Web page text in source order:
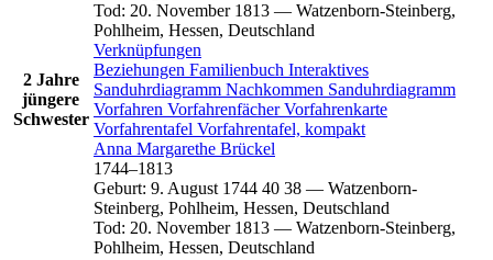
2 Jahre
jüngere
Schwester
Tod: 20. November 1813 — Watzenborn-Steinberg,
Pohlheim, Hessen, Deutschland
Verknüpfungen
Beziehungen Familienbuch Interaktives
Sanduhrdiagramm Nachkommen Sanduhrdiagramm
Vorfahren VorfahrenfächerVorfahrenkarte
Vorfahrentafel Vorfahrentafel, kompakt
Anna Margarethe Brückel
1744–1813
Geburt: 9. August 1744 40 38 — Watzenborn-
Steinberg, Pohlheim, Hessen, Deutschland
Tod: 20. November 1813 — Watzenborn-Steinberg,
Pohlheim, Hessen, Deutschland